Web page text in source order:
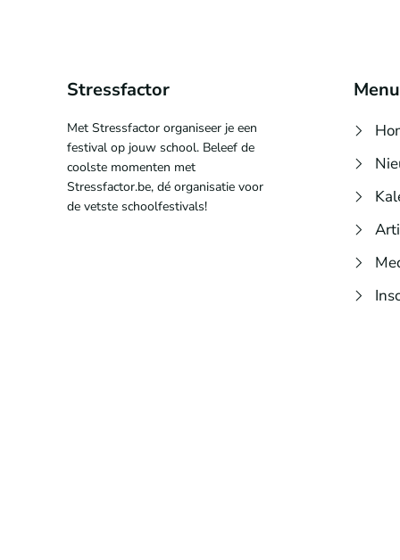
Stressfactor
Met Stressfactor organiseer je een
festival op jouw school. Beleef de
coolste momenten met
Stressfactor.be, dé organisatie voor
de vetste schoolfestivals!
Menu